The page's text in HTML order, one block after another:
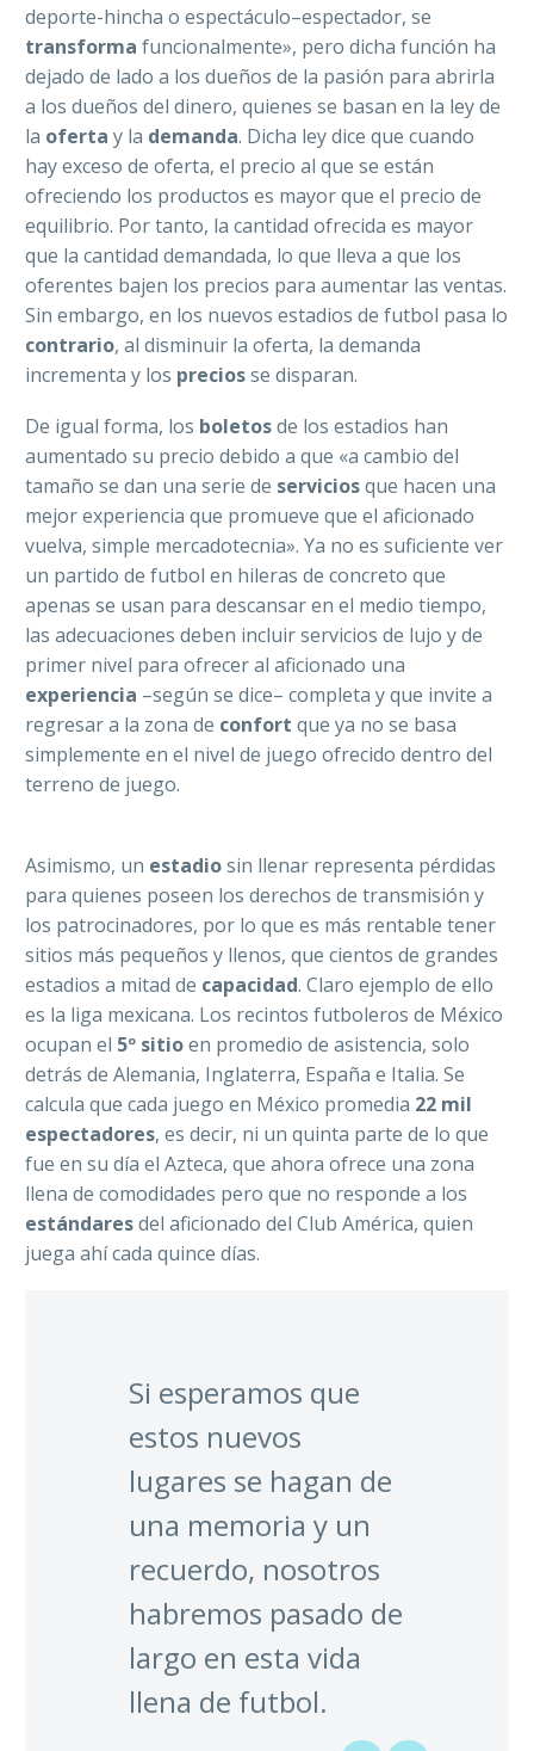
deporte-hincha o espectáculo–espectador, se
transforma funcionalmente», pero dicha función ha
dejado de lado a los dueños de la pasión para abrirla
a los dueños del dinero, quienes se basan en la ley de
la oferta y la demanda. Dicha ley dice que cuando
hay exceso de oferta, el precio al que se están
ofreciendo los productos es mayor que el precio de
equilibrio. Por tanto, la cantidad ofrecida es mayor
que la cantidad demandada, lo que lleva a que los
oferentes bajen los precios para aumentar las ventas.
Sin embargo, en los nuevos estadios de futbol pasa lo
contrario, al disminuir la oferta, la demanda
incrementa y los preciosse disparan.
De igual forma, los boletosde los estadios han
aumentado su precio debido a que «a cambio del
tamaño se dan una serie de serviciosque hacen una
mejor experiencia que promueve que el aficionado
vuelva, simple mercadotecnia». Ya no es suficiente ver
un partido de futbol en hileras de concreto que
apenas se usan para descansar en el medio tiempo,
las adecuaciones deben incluir servicios de lujo y de
primer nivel para ofrecer al aficionado una
experiencia –según se dice– completa y que invite a
regresar a la zona de confort que ya no se basa
simplemente en el nivel de juego ofrecido dentro del
terreno de juego.
Asimismo, un estadiosin llenar representa pérdidas
para quienes poseen los derechos de transmisión y
los patrocinadores, por lo que es más rentable tener
sitios más pequeños y llenos, que cientos de grandes
estadios a mitad de capacidad. Claro ejemplo de ello
es la liga mexicana. Los recintos futboleros de México
ocupan el 5º sitioen promedio de asistencia, solo
detrás de Alemania, Inglaterra, España e Italia. Se
calcula que cada juego en México promedia 22 mil
espectadores, es decir, ni un quinta parte de lo que
fue en su día el Azteca, que ahora ofrece una zona
llena de comodidades pero que no responde a los
estándaresdel aficionado del Club América, quien
juega ahí cada quince días.
Si esperamos que
estos nuevos
lugares se hagan de
una memoria y un
recuerdo, nosotros
habremos pasado de
largo en esta vida
llena de futbol.